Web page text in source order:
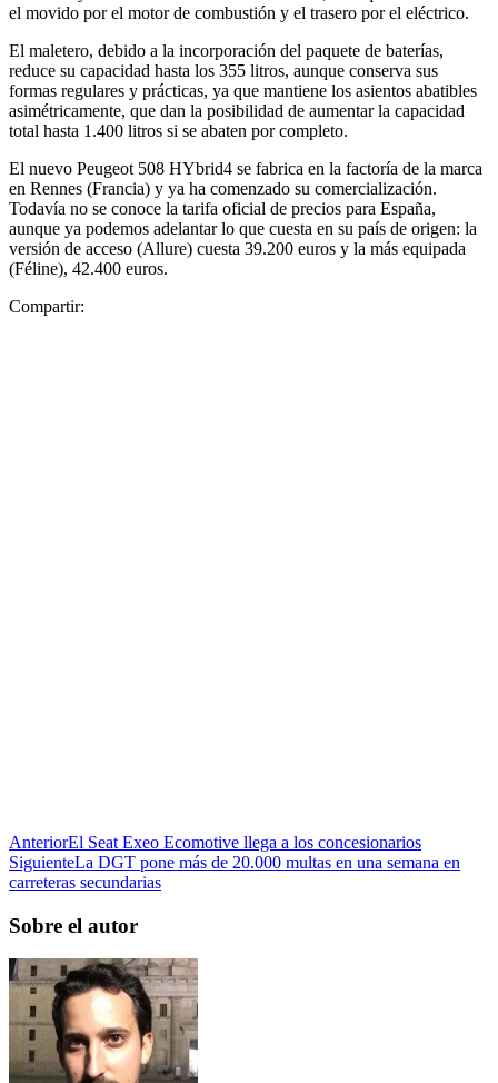
el movido por el motor de combustión y el trasero por el eléctrico.
El maletero, debido a la incorporación del paquete de baterías,
reduce su capacidad hasta los 355 litros, aunque conserva sus
formas regulares y prácticas, ya que mantiene los asientos abatibles
asimétricamente, que dan la posibilidad de aumentar la capacidad
total hasta 1.400 litros si se abaten por completo.
El nuevo Peugeot 508 HYbrid4 se fabrica en la factoría de la marca
en Rennes (Francia) y ya ha comenzado su comercialización.
Todavía no se conoce la tarifa oficial de precios para España,
aunque ya podemos adelantar lo que cuesta en su país de origen: la
versión de acceso (Allure) cuesta 39.200 euros y la más equipada
(Féline), 42.400 euros.
Compartir:
AnteriorEl Seat Exeo Ecomotive llega a los concesionarios
SiguienteLa DGT pone más de 20.000 multas en una semana en
carreteras secundarias
Sobre el autor